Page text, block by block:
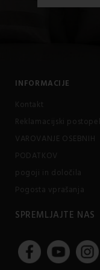
INFORMACIJE
Kontakt
Reklamacijski
VAROVANJE OSEBNIH
PODATKOV
pogoji in določila
Pogosta vprašanja
SPREMLJAJTE NAS